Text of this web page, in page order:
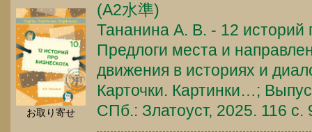
お取り寄せ
(A2水準)
Тананина А. В. - 12 историй
Предлоги места и
движения в историях и
Карточки. Картинки…;
СПб.: Златоуст, 2025. 116 c.